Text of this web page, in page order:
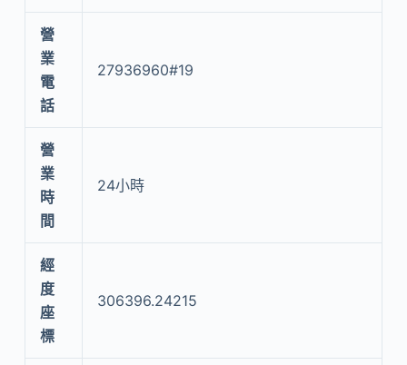
營
業
電
話
27936960#19
營
業
時
間
24小時
經
度
座
標
306396.24215